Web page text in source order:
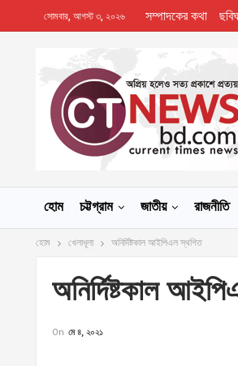
সোমবার, আগস্ট ৩, ২০২৬ সম্পাদকের কথা
হোম চট্টগ্রাম জাতীয় রাজনীতি
হোম খেলাধূলা অনির্দিষ্টকাল আইপিএল স্থগিত
অনির্দিষ্টকাল
On মে ৪, ২০২১